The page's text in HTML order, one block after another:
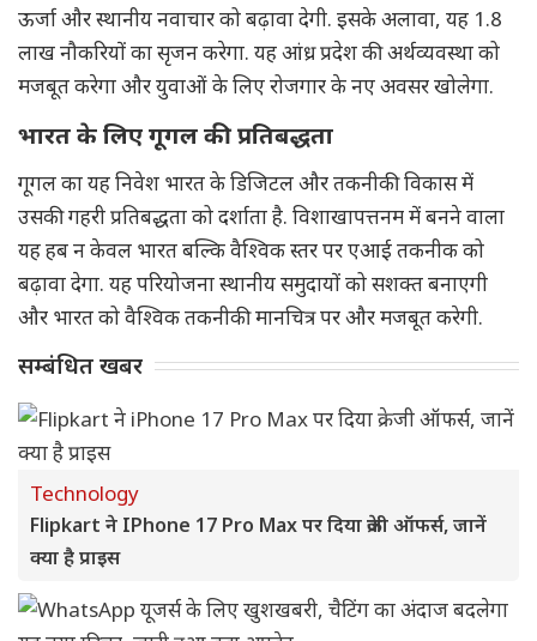
ऊर्जा और स्थानीय नवाचार को बढ़ावा देगी. इसके अलावा, यह 1.8
लाख नौकरियों का सृजन करेगा. यह आंध्र प्रदेश की अर्थव्यवस्था को
मजबूत करेगा और युवाओं के लिए रोजगार के नए अवसर खोलेगा.
भारत के लिए गूगल की प्रतिबद्धता
गूगल का यह निवेश भारत के डिजिटल और तकनीकी विकास में
उसकी गहरी प्रतिबद्धता को दर्शाता है. विशाखापत्तनम में बनने वाला
यह हब न केवल भारत बल्कि वैश्विक स्तर पर एआई तकनीक को
बढ़ावा देगा. यह परियोजना स्थानीय समुदायों को सशक्त बनाएगी
और भारत को वैश्विक तकनीकी मानचित्र पर और मजबूत करेगी.
सम्बंधित खबर
Technology
Flipkart ने IPhone 17 Pro Max पर दिया क्रेजी ऑफर्स, जानें
क्या है प्राइस